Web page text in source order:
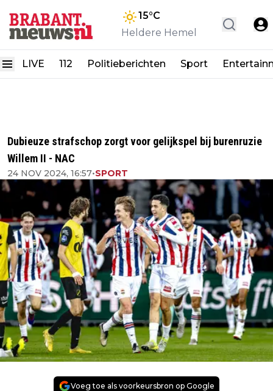
15°C
Heldere Hemel
LIVE 112 Politieberichten Sport
Dubieuze strafschop zorgt voor gelijkspel bij burenruzie
Willem II - NAC
24 NOV 2024, 16:57•SPORT
Voeg toe als voorkeursbron op Google